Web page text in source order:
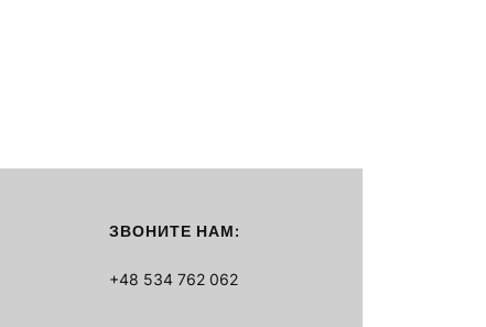
ЗВОНИТЕ НАМ:
+48 534 762 062